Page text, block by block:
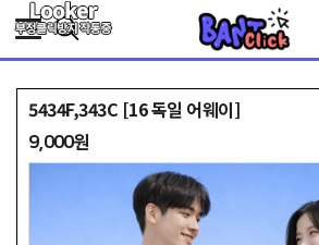
Toggle
5434F,343C [16 독일 어웨이]
9,000원